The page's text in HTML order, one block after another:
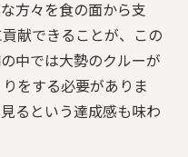
方々を食の面から支
献できることが、この
中では大勢のクルーが
をする必要がありま
るという達成感も味わ